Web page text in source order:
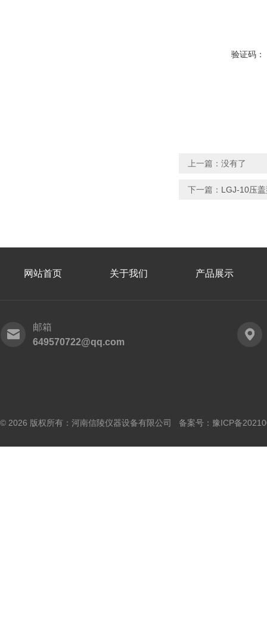
验证码：
上一篇：没有了
下一篇： LGJ-10压
网站首页 关于我们 产品展示
邮箱
649570722@qq.com
© 2026 版权所有：河南信陵仪器设备有限公司 备案号： 豫ICP备